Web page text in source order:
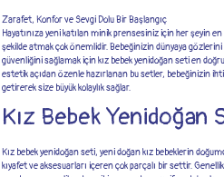
Zarafet, Konfor ve Sevgi Dolu Bir Başlangıç
Hayatınıza yeni katılan minik prensesiniz için her şeyin
şekilde atmak çok önemlidir. Bebeğinizin dünyaya
güvenliğini sağlamak için kız bebek yenidoğan seti en
estetik açıdan özenle hazırlanan bu setler, bebeğinizin
getirerek size büyük kolaylık sağlar.
Kız Bebek Yenidoğan
Kız bebek yenidoğan seti, yeni doğan kız bebeklerin
kıyafet ve aksesuarları içeren çok parçalı bir settir.